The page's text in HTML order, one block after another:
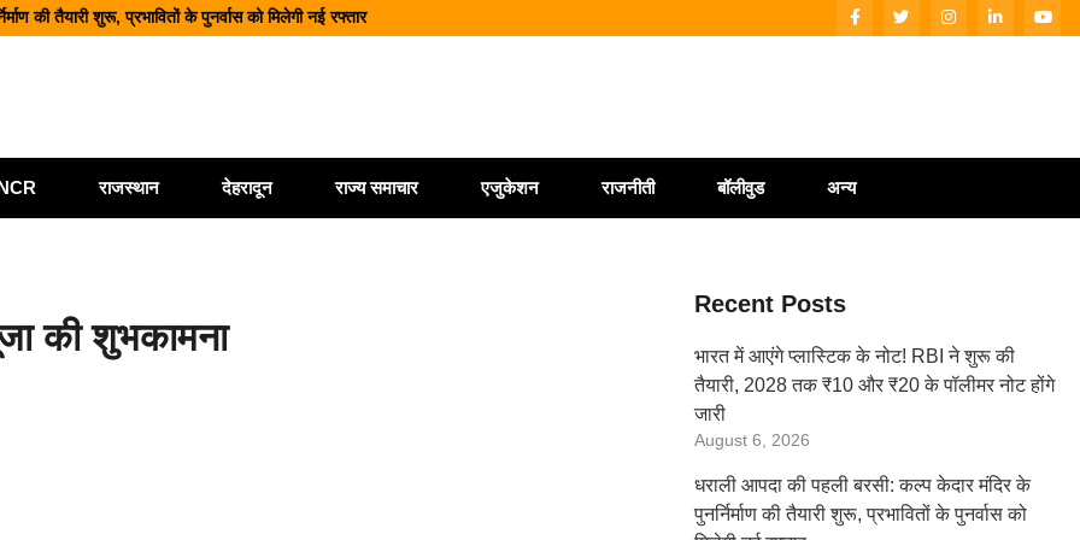
पर भूस्खलन, कई मार्ग बंद; श्रद्धालु और यात्री फंसे
खोलने पर केंद्र सरकार विचाररत
तक ₹10 और ₹20 के पॉलीमर नोट होंगे जारी
की तैयारी शुरू, प्रभावितों के पुनर्वास को मिलेगी नई रफ्तार
राजस्थान देहरादून राज्य समाचार एजुकेशन राजनीती बॉलीवुड अन्य
की शुभकामना
Recent Posts
भारत में आएंगे प्लास्टिक के नोट! RBI ने शुरू की
तैयारी, 2028 तक ₹10 और ₹20 के पॉलीमर नोट होंगे
जारी
August 6, 2026
धराली आपदा की पहली बरसी: कल्प केदार मंदिर के
पुनर्निर्माण की तैयारी शुरू, प्रभावितों के पुनर्वास को